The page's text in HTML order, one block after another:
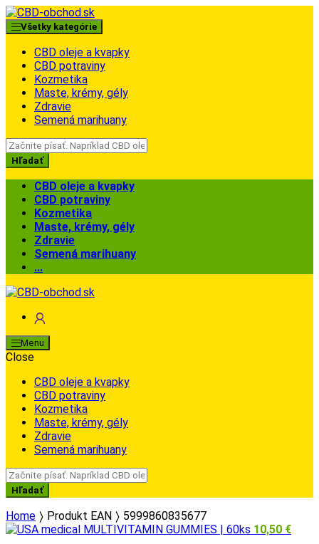
Skip
to
navigation
Skip
to
content
Všetky kategórie
CBD oleje a kvapky
CBD potraviny
Kozmetika
Maste, krémy, gély
Zdravie
Semená marihuany
Search
for:
Hľadať
CBD oleje a kvapky
CBD potraviny
Kozmetika
Maste, krémy, gély
Zdravie
Semená marihuany
...
Menu
Close
CBD oleje a kvapky
CBD potraviny
Kozmetika
Maste, krémy, gély
Zdravie
Semená marihuany
Search
for:
Hľadať
Home Produkt EAN
5999860835677
10,50 €